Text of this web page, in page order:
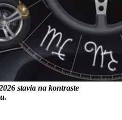
stavia na kontraste